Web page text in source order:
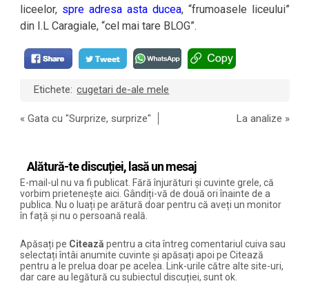
liceelor, spre adresa asta ducea, “frumoasele liceului”
din I.L Caragiale, “cel mai tare BLOG”.
Etichete: cugetari de-ale mele
«Gata cu "Surprize, surprize" La analize »
Alătură-te discuției, lasă un mesaj
E-mail-ul nu va fi publicat. Fără înjurături și cuvinte grele, că
vorbim prietenește aici. Gândiți-vă de două ori înainte de a
publica. Nu o luați pe arătură doar pentru că aveți un monitor
în față și nu o persoană reală.
Apăsați pe Citează pentru a cita întreg comentariul cuiva sau
selectați întâi anumite cuvinte și apăsați apoi pe Citează
pentru a le prelua doar pe acelea. Link-urile către alte site-uri,
dar care au legătură cu subiectul discuției, sunt ok.